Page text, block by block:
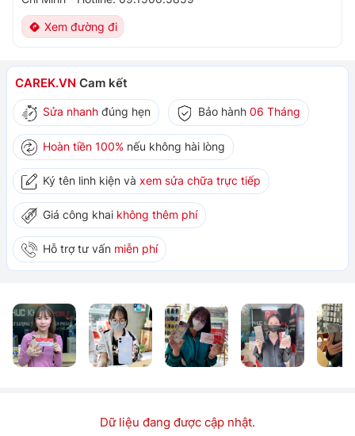
Xem đường đi
CAREK.VN Cam kết
Sửa nhanh đúng hẹn Bảo hành 06 Tháng
Hoàn tiền 100% nếu không hài lòng
Ký tên linh kiện và xem sửa chữa trực tiếp
Giá công khai không thêm phí
Hỗ trợ tư vấn miễn phí
Dữ liệu đang được cập nhật.